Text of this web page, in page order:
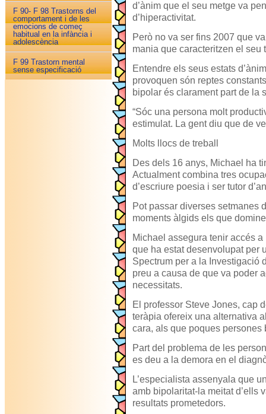
F 90- F 98 Trastorns del
comportament i de les
emocions de começ
habitual en la infància i
adolescència
F 99 Trastorn mental
sense especificació
d’ànim que el seu metge va
d’hiperactivitat.
Però no va ser fins 2007 que
mania que caracteritzen el seu
Entendre els seus estats
provoquen són reptes
bipolar és clarament part de la
“Sóc una persona molt
estimulat. La gent diu que de
Molts llocs de treball
Des dels 16 anys, Michael ha
Actualment combina tres
d’escriure poesia i ser tutor
Pot passar diverses setmanes
moments àlgids els que
Michael assegura tenir accés
que ha estat desenvolupat per
Spectrum per a la Investigació
preu a causa de que va poder
necessitats.
El professor Steve Jones, cap
teràpia ofereix una alternativa
cara, als que poques persones
Part del problema de les
es deu a la demora en el
L’especialista assenyala que
amb bipolaritat-la meitat d’ells
resultats prometedors.